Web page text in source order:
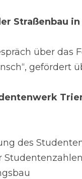
Straßenbau
über das
gefördert
des
Studentenzahlen